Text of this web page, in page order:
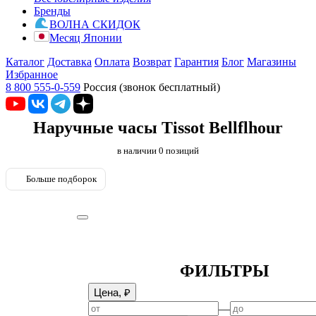
Бренды
ВОЛНА СКИДОК
Месяц Японии
Каталог Доставка Оплата Возврат Гарантия Блог Магазины
Избранное
8 800 555-0-559 Россия (звонок бесплатный)
Наручные часы Tissot Bellflhour
в наличии 0 позиций
Больше подборок
ФИЛЬТРЫ
Цена, ₽
—